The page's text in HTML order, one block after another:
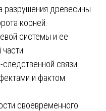
разрушения древесины
корней.
системы и ее
следственной связи
и фактом
своевременного